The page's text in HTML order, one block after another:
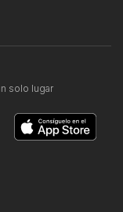
solo lugar